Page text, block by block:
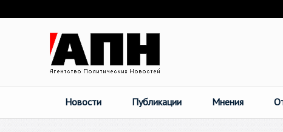
Новости Публикации Мнения